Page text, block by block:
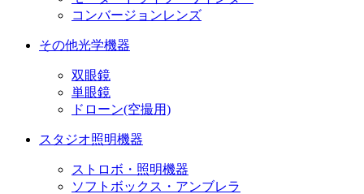
コンバージョンレンズ
その他光学機器
双眼鏡
単眼鏡
ドローン(空撮用)
スタジオ照明機器
ストロボ・照明機器
ソフトボックス・アンブレラ